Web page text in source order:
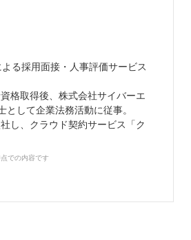
る採用面接・人事評価サービス
格取得後、株式会社サイバーエ
して企業法務活動に従事。
し、クラウド契約サービス「ク
での内容です